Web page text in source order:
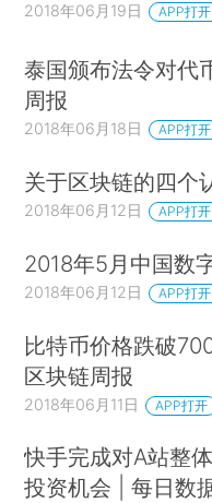
2018年06月19日 APP打开
泰国颁布法令对代
周报
2018年06月18日 APP打开
关于区块链的四个
2018年06月12日 APP打开
2018年5月中国数
2018年06月12日 APP打开
比特币价格跌破
区块链周报
2018年06月11日 APP打开
快手完成对A站整
投资机会 | 每日数